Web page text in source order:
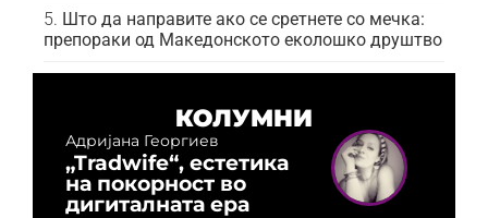
Што да направите ако се сретнете со мечка:
препораки од Македонското еколошко друштво
КОЛУМНИ
Адријана Георгиев
„Tradwife“, естетика
на покорност во
дигиталната ера